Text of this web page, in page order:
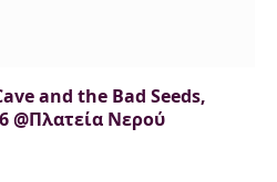
and the Bad Seeds,
@Πλατεία Νερού